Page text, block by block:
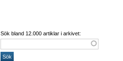
Sök bland 12.000 artiklar i arkivet: